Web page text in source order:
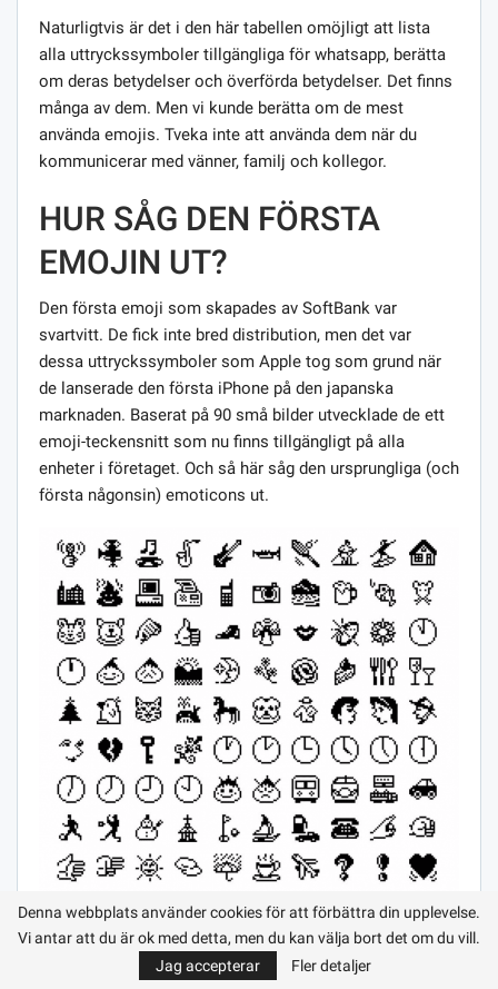
Naturligtvis är det i den här tabellen omöjligt att lista
alla uttryckssymboler tillgängliga för whatsapp, berätta
om deras betydelser och överförda betydelser. Det finns
många av dem. Men vi kunde berätta om de mest
använda emojis. Tveka inte att använda dem när du
kommunicerar med vänner, familj och kollegor.
HUR SÅG DEN FÖRSTA
EMOJIN UT?
Den första emoji som skapades av SoftBank var
svartvitt. De fick inte bred distribution, men det var
dessa uttryckssymboler som Apple tog som grund när
de lanserade den första iPhone på den japanska
marknaden. Baserat på 90 små bilder utvecklade de ett
emoji-teckensnitt som nu finns tillgängligt på alla
enheter i företaget. Och så här såg den ursprungliga (och
första någonsin) emoticons ut.
SoftBank Emoji Pack (1997)
Emojien som skapades av Shigetaka Kurita 1999 var
Denna webbplats använder cookies för att förbättra din upplevelse.
Vi antar att du är ok med detta, men du kan välja bort det om du vill.
Jag accepterar
Fler detaljer